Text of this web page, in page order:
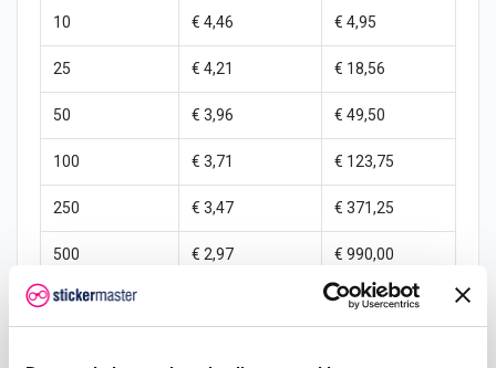
10 € 4,46 € 4,95
25 € 4,21 € 18,56
50 € 3,96 € 49,50
100 € 3,71 € 123,75
250 € 3,47 € 371,25
500 € 2,97 € 990,00
1000 € 2.475,00